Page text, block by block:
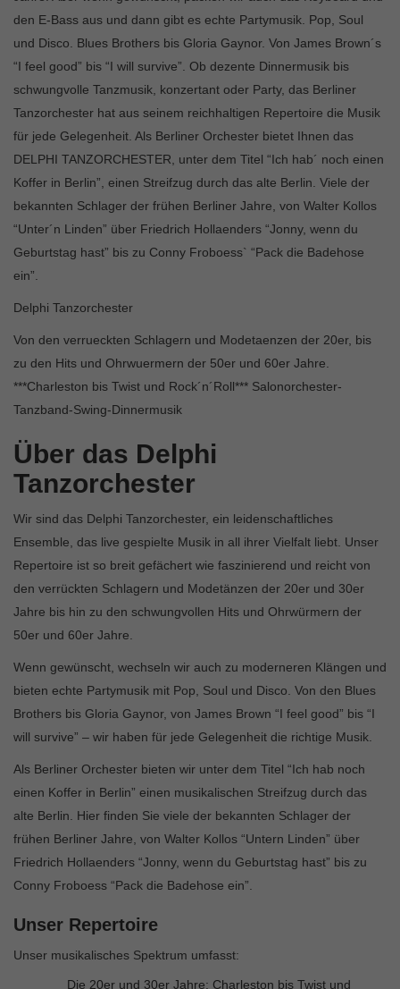
den E-Bass aus und dann gibt es echte Partymusik. Pop, Soul
und Disco. Blues Brothers bis Gloria Gaynor. Von James Brown´s
“I feel good” bis “I will survive”. Ob dezente Dinnermusik bis
schwungvolle Tanzmusik, konzertant oder Party, das Berliner
Tanzorchester hat aus seinem reichhaltigen Repertoire die Musik
für jede Gelegenheit. Als Berliner Orchester bietet Ihnen das
DELPHI TANZORCHESTER, unter dem Titel “Ich hab´ noch einen
Koffer in Berlin”, einen Streifzug durch das alte Berlin. Viele der
bekannten Schlager der frühen Berliner Jahre, von Walter Kollos
“Unter´n Linden” über Friedrich Hollaenders “Jonny, wenn du
Geburtstag hast” bis zu Conny Froboess` “Pack die Badehose
ein”.
Delphi Tanzorchester
Von den verrueckten Schlagern und Modetaenzen der 20er, bis
zu den Hits und Ohrwuermern der 50er und 60er Jahre.
***Charleston bis Twist und Rock´n´Roll*** Salonorchester-
Tanzband-Swing-Dinnermusik
Über das Delphi
Tanzorchester
Wir sind das Delphi Tanzorchester, ein leidenschaftliches
Ensemble, das live gespielte Musik in all ihrer Vielfalt liebt. Unser
Repertoire ist so breit gefächert wie faszinierend und reicht von
den verrückten Schlagern und Modetänzen der 20er und 30er
Jahre bis hin zu den schwungvollen Hits und Ohrwürmern der
50er und 60er Jahre.
Wenn gewünscht, wechseln wir auch zu moderneren Klängen und
bieten echte Partymusik mit Pop, Soul und Disco. Von den Blues
Brothers bis Gloria Gaynor, von James Brown “I feel good” bis “I
will survive” – wir haben für jede Gelegenheit die richtige Musik.
Als Berliner Orchester bieten wir unter dem Titel “Ich hab noch
einen Koffer in Berlin” einen musikalischen Streifzug durch das
alte Berlin. Hier finden Sie viele der bekannten Schlager der
frühen Berliner Jahre, von Walter Kollos “Untern Linden” über
Friedrich Hollaenders “Jonny, wenn du Geburtstag hast” bis zu
Conny Froboess “Pack die Badehose ein”.
Unser Repertoire
Unser musikalisches Spektrum umfasst:
Die 20er und 30er Jahre: Charleston bis Twist und